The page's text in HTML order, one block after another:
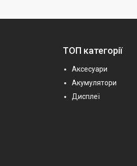
ТОП категорії
Аксесуари
Акумулятори
Дисплеї